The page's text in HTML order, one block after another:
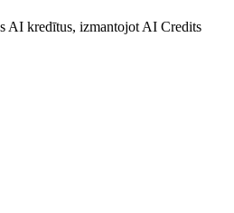
AI kredītus, izmantojot AI Credits